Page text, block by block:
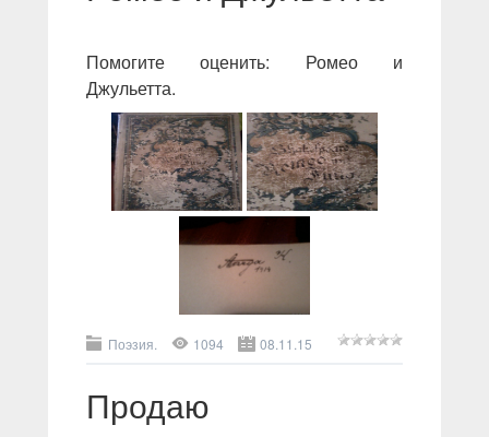
Помогите оценить: Ромео и
Джульетта.
Поэзия. 1094 08.11.15
Продаю